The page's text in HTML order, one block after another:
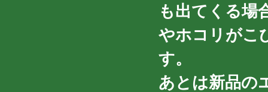
も出てくる場
やホコリがこ
す。
あとは新品の